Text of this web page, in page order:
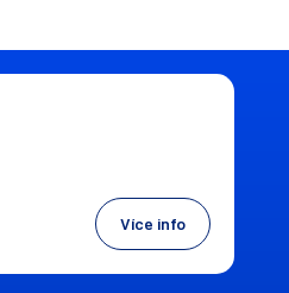
Více info